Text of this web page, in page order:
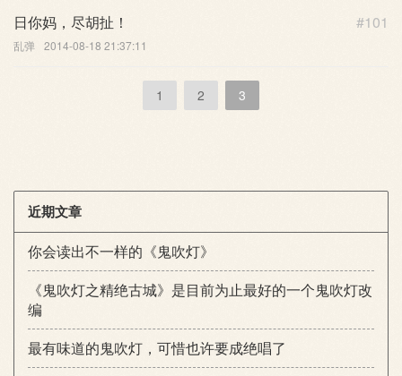
#101
日你妈，尽胡扯！
乱弹 2014-08-18 21:37:11
1 2 3
近期文章
你会读出不一样的《鬼吹灯》
《鬼吹灯之精绝古城》是目前为止最好的一个鬼吹灯改
编
最有味道的鬼吹灯，可惜也许要成绝唱了